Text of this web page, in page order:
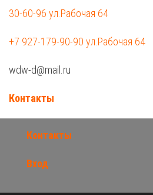
30-60-96 ул.Рабочая 64
+7 927-179-90-90 ул.Рабочая 64
wdw-d@mail.ru
Контакты
Контакты
Вход